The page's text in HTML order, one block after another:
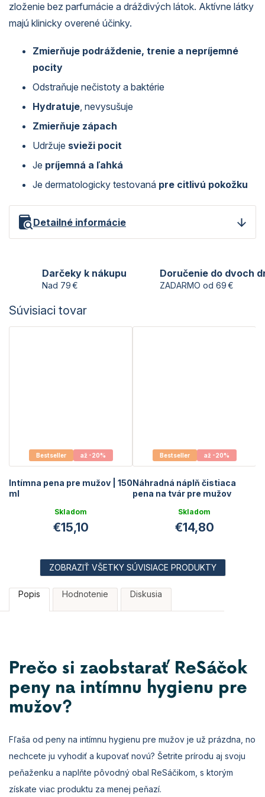
zloženie bez parfumácie a dráždivých látok. Aktívne látky
majú klinicky overené účinky.
Zmierňuje podráždenie, trenie a nepríjemné
pocity
Odstraňuje nečistoty a baktérie
Hydratuje, nevysušuje
Zmierňuje zápach
Udržuje svieži pocit
Je príjemná a ľahká
Je dermatologicky testovaná pre citlivú pokožku
Detailné informácie
Darčeky k nákupu
Nad 79 €
Doručenie do dvoch
ZADARMO od 69 €
Súvisiaci tovar
Bestseller až -20%
Intímna pena pre mužov | 150
ml
Skladom
€15,10
Bestseller až -20%
Náhradná náplň čistiaca
pena na tvár pre mužov
Skladom
€14,80
ZOBRAZIŤ VŠETKY SÚVISIACE PRODUKTY
Popis Hodnotenie Diskusia
Prečo si zaobstarať ReSáčok
peny na intímnu hygienu pre
mužov?
Fľaša od peny na intímnu hygienu pre mužov je už prázdna, no
nechcete ju vyhodiť a kupovať novú? Šetrite prírodu aj svoju
peňaženku a naplňte pôvodný obal ReSáčikom, s ktorým
získate viac produktu za menej peňazí.